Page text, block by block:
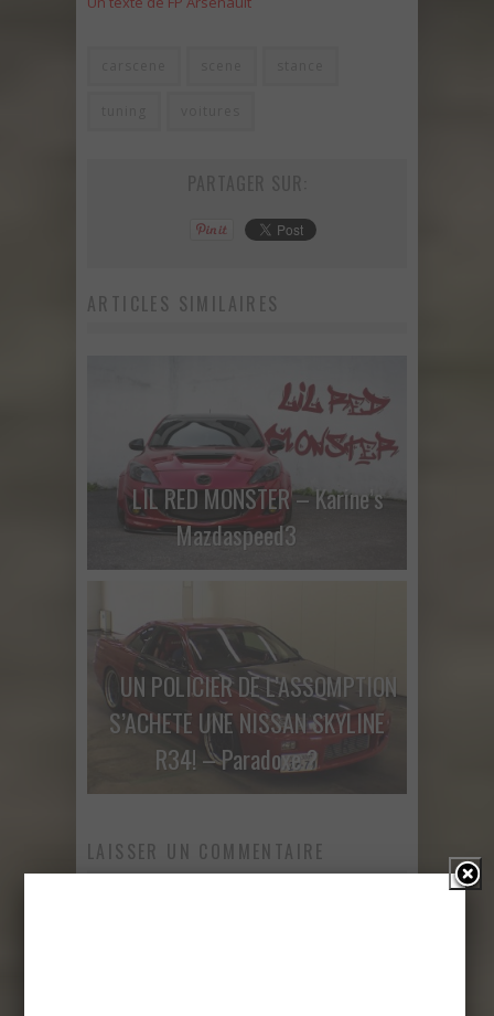
ARTICLES SIMILAIRES
LIL RED MONSTER – Karine’s
Mazdaspeed3
UN POLICIER DE L’ASSOMPTION
S’ACHETE UNE NISSAN SKYLINE
R34! – Paradoxe ?
LAISSER UN COMMENTAIRE